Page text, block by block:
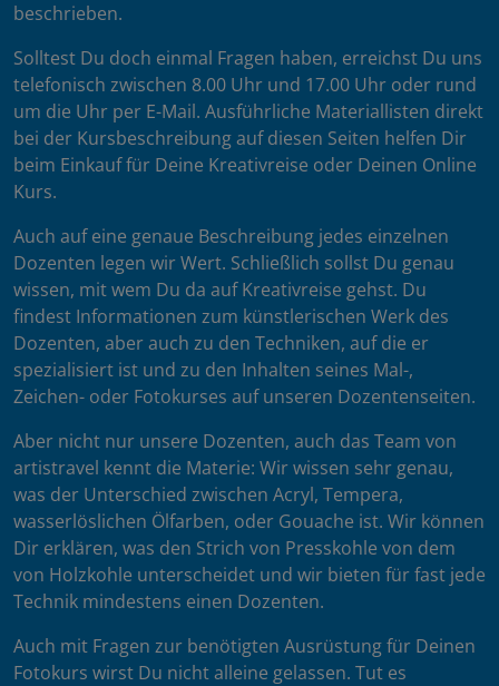
beschrieben.
Solltest Du doch einmal Fragen haben, erreichst Du uns
telefonisch zwischen 8.00 Uhr und 17.00 Uhr oder rund
um die Uhr per E-Mail. Ausführliche Materiallisten direkt
bei der Kursbeschreibung auf diesen Seiten helfen Dir
beim Einkauf für Deine Kreativreise oder Deinen Online
Kurs.
Auch auf eine genaue Beschreibung jedes einzelnen
Dozenten legen wir Wert. Schließlich sollst Du genau
wissen, mit wem Du da auf Kreativreise gehst. Du
findest Informationen zum künstlerischen Werk des
Dozenten, aber auch zu den Techniken, auf die er
spezialisiert ist und zu den Inhalten seines Mal-,
Zeichen- oder Fotokurses auf unseren Dozentenseiten.
Aber nicht nur unsere Dozenten, auch das Team von
artistravel kennt die Materie: Wir wissen sehr genau,
was der Unterschied zwischen Acryl, Tempera,
wasserlöslichen Ölfarben, oder Gouache ist. Wir können
Dir erklären, was den Strich von Presskohle von dem
von Holzkohle unterscheidet und wir bieten für fast jede
Technik mindestens einen Dozenten.
Auch mit Fragen zur benötigten Ausrüstung für Deinen
Fotokurs wirst Du nicht alleine gelassen. Tut es